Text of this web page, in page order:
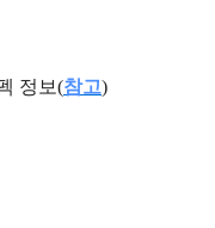
정보(참고)